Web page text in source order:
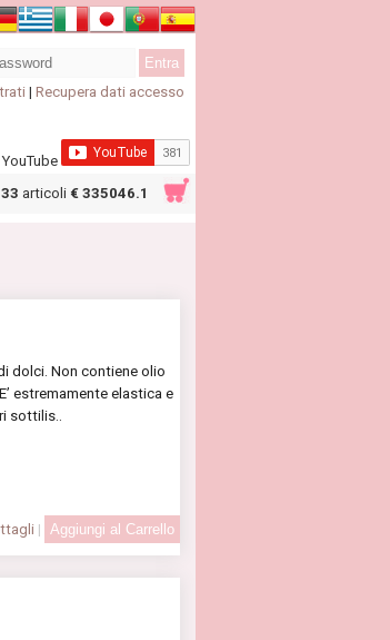
| Recupera dati accesso
articoli € 335046.1
dolci. Non contiene olio
estremamente elastica e
sottilis..
|